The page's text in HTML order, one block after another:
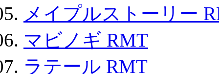
メイプルストーリー
マビノギ RMT
ラテール RMT